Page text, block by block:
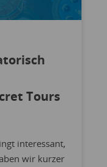
Tours
interessant,
wir kurzer